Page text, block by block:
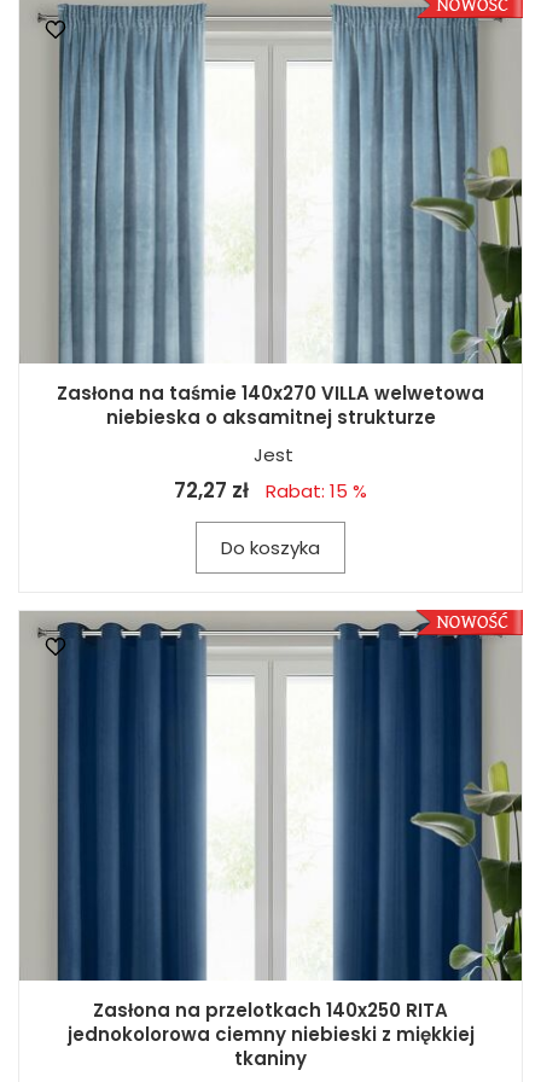
Zasłona na taśmie 140x270 VILLA welwetowa
niebieska o aksamitnej strukturze
Jest
72,27 zł Rabat: 15 %
Do koszyka
Zasłona na przelotkach 140x250 RITA
jednokolorowa ciemny niebieski z miękkiej
tkaniny